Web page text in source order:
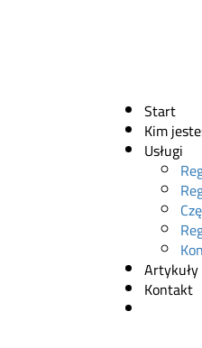
Start
Kim
Usługi
Artykuły
Kontakt